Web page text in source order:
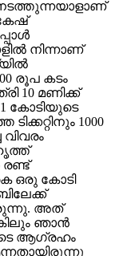
നടത്തുന്നയാളാണ്
നിന്നാണ്
രൂപ കടം
10 മണിക്ക്
കോടിയുടെ
1000
വിവരം
ഒരു കോടി
അത്
ഞാന്‍
ആഗ്രഹം